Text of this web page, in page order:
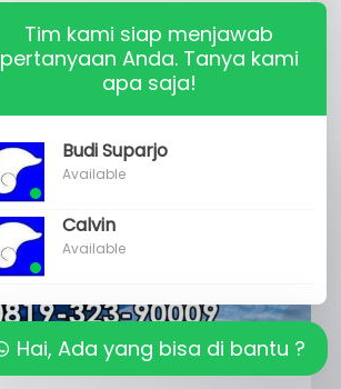
Tim kami siap menjawab
pertanyaan Anda. Tanya kami
apa saja!
Budi Suparjo
Available
Calvin
Available
Hai, Ada yang bisa di bantu ?